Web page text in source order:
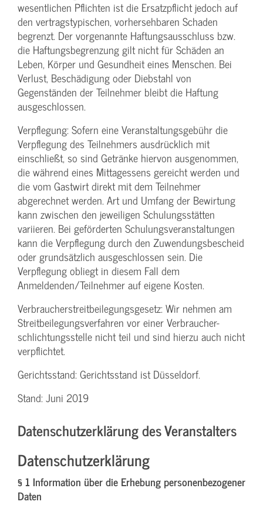
wesentlichen Pflichten ist die Ersatzpflicht jedoch auf
den vertragstypischen, vorhersehbaren Schaden
begrenzt. Der vorgenannte Haftungs­ausschluss bzw.
die Haftungs­begrenzung gilt nicht für Schäden an
Leben, Körper und Gesundheit eines Menschen. Bei
Verlust, Beschädigung oder Diebstahl von
Gegenständen der Teilnehmer bleibt die Haftung
ausgeschlossen.
Verpflegung: Sofern eine Veranstaltungs­gebühr die
Verpflegung des Teilnehmers ausdrücklich mit
einschließt, so sind Getränke hiervon ausgenommen,
die während eines Mittagessens gereicht werden und
die vom Gastwirt direkt mit dem Teilnehmer
abgerechnet werden. Art und Umfang der Bewirtung
kann zwischen den jeweiligen Schulungsstätten
variieren. Bei geförderten Schulungs­veranstaltungen
kann die Verpflegung durch den Zuwendungs­bescheid
oder grundsätzlich ausgeschlossen sein. Die
Verpflegung obliegt in diesem Fall dem
Anmeldenden/­Teilnehmer auf eigene Kosten.
Verbraucher­streitbeilegungs­gesetz: Wir nehmen am
Streit­beilegungs­verfahren vor einer Verbraucher­
schlichtungs­stelle nicht teil und sind hierzu auch nicht
verpflichtet.
Gerichtsstand: Gerichtsstand ist Düsseldorf.
Stand: Juni 2019
Datenschutzerklärung des Veranstalters
Datenschutzerklärung
§ 1 Information über die Erhebung personenbezogener
Daten